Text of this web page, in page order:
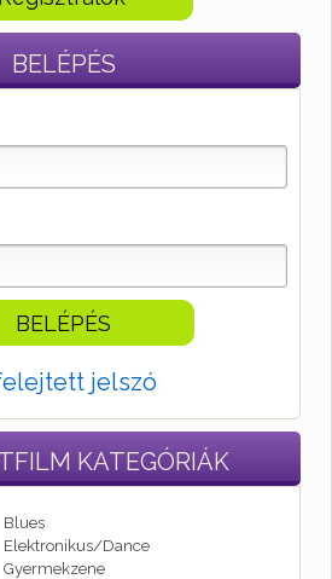
BELÉPÉS
jelszó
KATEGÓRIÁK
Blues
Elektronikus/Dance
Gyermekzene